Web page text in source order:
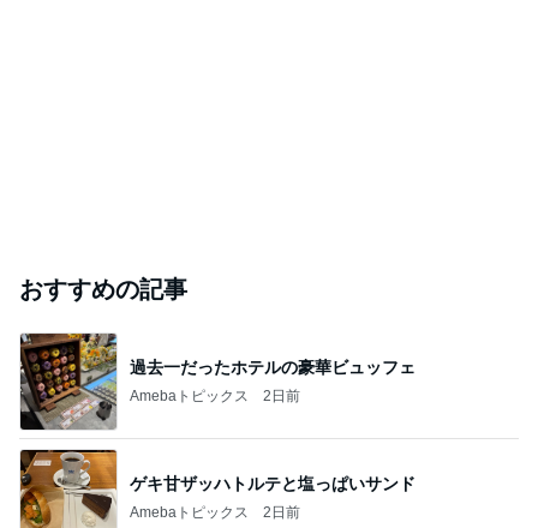
おすすめの記事
過去一だったホテルの豪華ビュッフェ
Amebaトピックス 2日前
ゲキ甘ザッハトルテと塩っぱいサンド
Amebaトピックス 2日前